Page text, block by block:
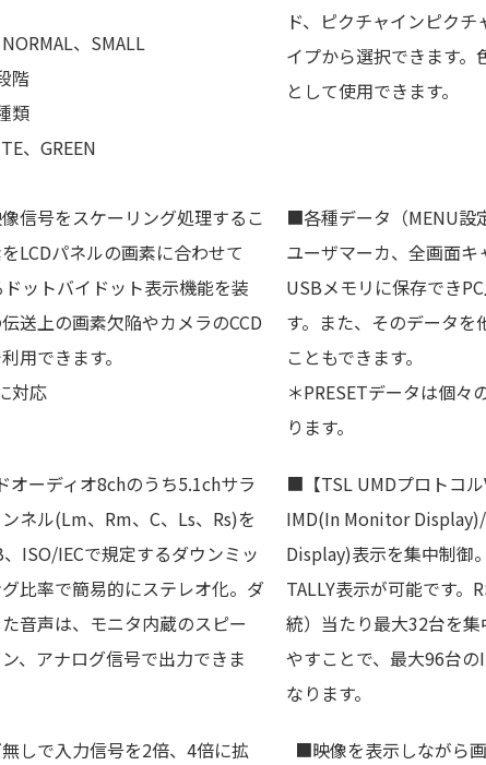
、SMALL
階
類
、GREEN
ド、ピクチャインピク
イプから選択できます
として使用できます。
信号をスケーリング処理するこ
LCDパネルの画素に合わせて
ットバイドット表示機能を装
送上の画素欠陥やカメラのCCD
用できます。
対応
■各種データ（MENU設
ユーザマーカ、全画面
USBメモリに保存でき
す。また、そのデータを
こともできます。
＊PRESETデータは個々
ります。
ーディオ8chのうち5.1chサラ
ネル(Lm、Rm、C、Ls、Rs)を
ISO/IECで規定するダウンミッ
比率で簡易的にステレオ化。ダ
音声は、モニタ内蔵のスピー
、アナログ信号で出力できま
■【TSL UMDプロトコ
IMD(In Monitor
Display)表示を集中制御
TALLY表示が可能です。
統）当たり最大32台を
やすことで、最大96台
なります。
しで入力信号を2倍、4倍に拡
■映像を表示しながら